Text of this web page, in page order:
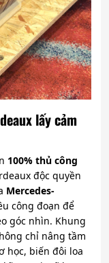
lấy cảm
100% thủ công
độc quyền
Mercedes-
công đoạn để
góc nhìn. Khung
chỉ nâng tầm
học, biến đôi loa